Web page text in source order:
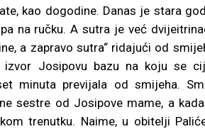
kao dogodine. Danas je stara
na ručku. A sutra je već
a zapravo sutra“ ridajući od
izvor Josipovu bazu na koju se
minuta previjala od smijeha.
sestre od Josipove mame, a
trenutku. Naime, u obitelji